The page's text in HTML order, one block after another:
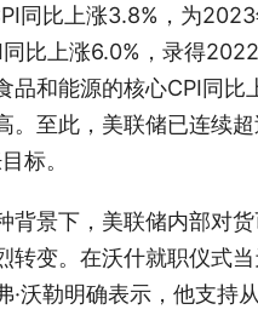
同比上涨3.8%，为
同比上涨6.0%，录得
品和能源的核心CPI同比
。至此，美联储已连续
标。
背景下，美联储内部对
转变。在沃什就职仪式
·沃勒明确表示，他支持